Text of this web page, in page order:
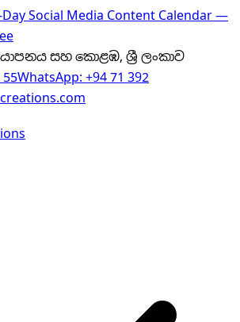
Social Media Content Calendar —
යාපනය සහ කොළඹ, ශ්‍රී ලංකාව
55WhatsApp:+94 71 392